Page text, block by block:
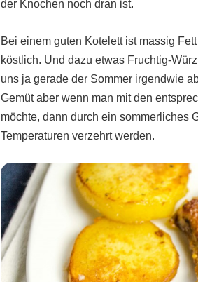
der Knochen noch dran ist.
Bei einem guten Kotelett ist massig
köstlich. Und dazu etwas Fruchtig-
uns ja gerade der Sommer irgendwie
Gemüt aber wenn man mit den
möchte, dann durch ein sommerliches
Temperaturen verzehrt werden.